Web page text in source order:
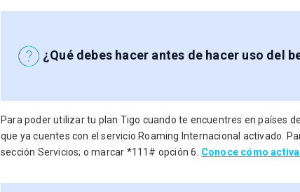
¿Qué debes hacer antes de hacer uso del
Para poder utilizar tu plan Tigo cuando te encuentres en países
que ya cuentes con el servicio Roaming Internacional activado.
sección Servicios; o marcar *111# opción 6. Conoce cómo